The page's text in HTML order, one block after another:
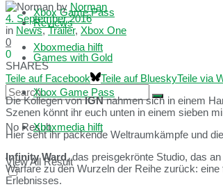
Xbox Game Pass
Xboxmedia hilft
No Result
View All Result
Reviews
Games with Gold
Xbox Game Pass
Xboxmedia hilft
by Norman
4. September 2016
in News,Trailer, Xbox One
0
0
SHARES
Teile auf Facebook
Teile auf BlueskyTeile via
Die Kollegen vonIGNnahmen sich in einem
Szenen könnt ihr euch unten in einem sieben
Hier seht ihr packende Weltraumkämpfe und
Infinity Ward, das preisgekrönte Studio, das
Warfare zu den Wurzeln der Reihe zurück:
Erlebnisses.